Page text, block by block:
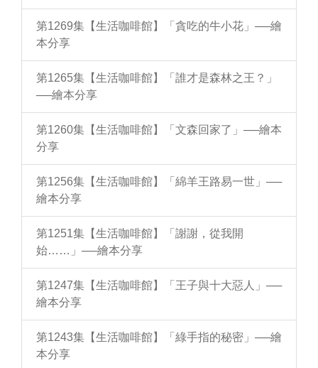
第1269集【生活咖啡館】「貪吃的牛小花」──繪
本分享
第1265集【生活咖啡館】「誰才是森林之王？」
──繪本分享
第1260集【生活咖啡館】「文森回家了」──繪本
分享
第1256集【生活咖啡館】「綿羊王路易一世」──
繪本分享
第1251集【生活咖啡館】「謝謝，從我開
始……」──繪本分享
第1247集【生活咖啡館】「王子與十大惡人」──
繪本分享
第1243集【生活咖啡館】「綠手指的秘密」──繪
本分享